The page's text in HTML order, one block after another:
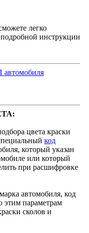
легко
подробной инструкции
автомобиля
цвета краски
код
который указан
или который
при расшифровке
автомобиля, код
этим параметрам
сколов и